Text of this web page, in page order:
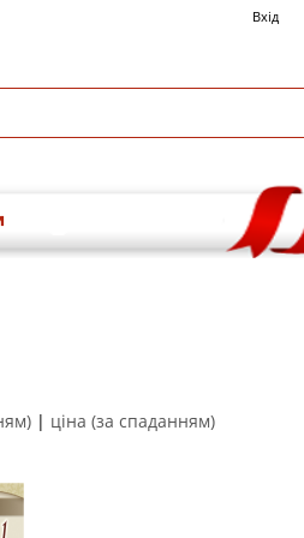
Вхід
| ціна (за спаданням)